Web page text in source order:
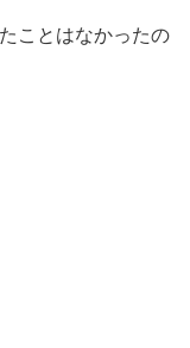
ことはなかったの